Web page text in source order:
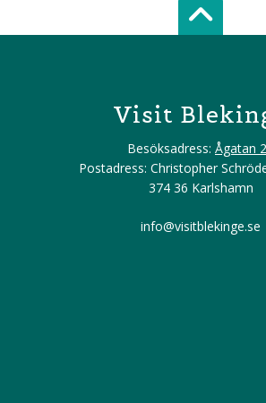
Visit
Besöksadress: Ågatan
Postadress: Christopher
374 36 Karlshamn
info@visitblekinge.se